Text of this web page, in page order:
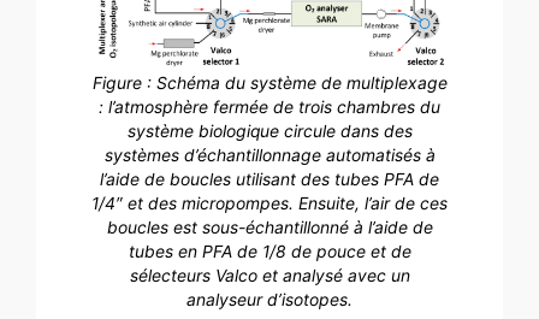
Figure : Schéma du système de multiplexage
: l’atmosphère fermée de trois chambres du
système biologique circule dans des
systèmes d’échantillonnage automatisés à
l’aide de boucles utilisant des tubes PFA de
1/4″ et des micropompes. Ensuite, l’air de ces
boucles est sous-échantillonné à l’aide de
tubes en PFA de 1/8 de pouce et de
sélecteurs Valco et analysé avec un
analyseur d’isotopes.